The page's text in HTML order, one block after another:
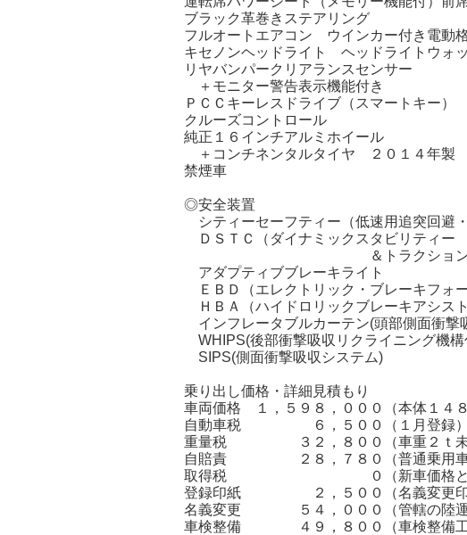
ブラック革巻きステアリング
フルオートエアコン ウインカー付き電
キセノンヘッドライト ヘッドライトウォ
リヤバンパークリアランスセンサー
＋モニター警告表示機能付き
ＰＣＣキーレスドライブ（スマートキー）
クルーズコントロール
純正１６インチアルミホイール
＋コンチネンタルタイヤ ２０１４年製
禁煙車
◎安全装置
シティーセーフティー（低速用追突回避・
ＤＳＴＣ（ダイナミックスタビリティー
＆トラクションコント
アダプティブブレーキライト
ＥＢＤ（エレクトリック・ブレーキフォ
ＨＢＡ（ハイドロリックブレーキアシスト
インフレータブルカーテン(頭部側面衝撃
WHIPS(後部衝撃吸収リクライニング機
SIPS(側面衝撃吸収システム)
乗り出し価格・詳細見積もり
車両価格 １，５９８，０００（本体１４８
自動車税 ６，５００（１月登録）
重量税 ３２，８００（車重２ｔ未
自賠責 ２８，７８０（普通乗用車
取得税 ０（新車価格と経過年
登録印紙 ２，５００（名義変更印紙
名義変更 ５４，０００（管轄の陸運局
車検整備 ４９，８００（車検整備工